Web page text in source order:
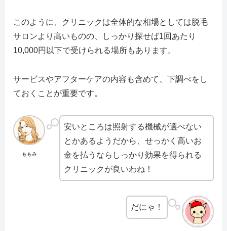
このように、クリニックは全体的な相場としては脱毛
サロンより高いものの、しっかり探せば1回あたり
10,000円以下で受けられる場所もあります。
サービスやアフターケアの内容も含めて、下調べをし
ておくことが重要です。
ももみ
安いところは照射する機械が選べない
とかあるようだから、せっかく高いお
金を払うならしっかり効果を得られる
クリニックが良いわね！
だにゃ！